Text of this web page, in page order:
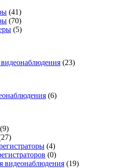
(41)
(70)
(5)
(23)
(6)
(9)
(4)
(0)
видеонаблюдения (19)